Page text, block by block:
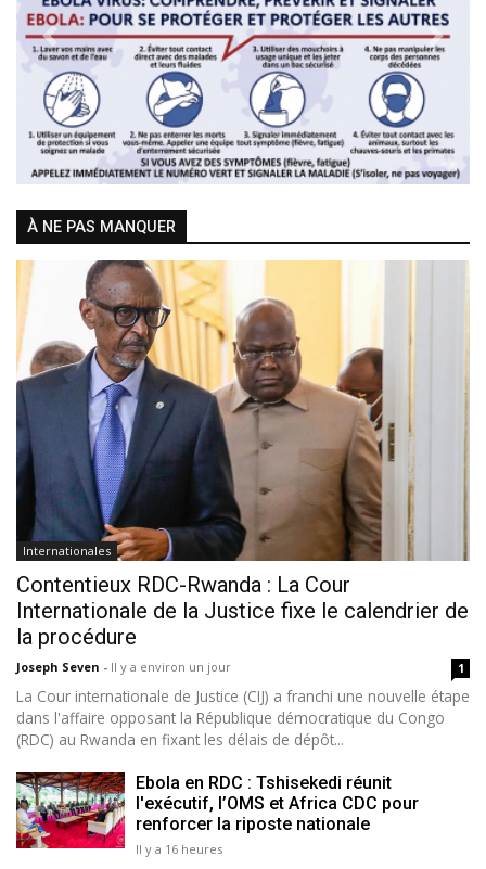
Previous Next
À NE PAS MANQUER
Internationales
Contentieux RDC-Rwanda : La Cour
Internationale de la Justice fixe le calendrier de
la procédure
Joseph Seven - Il y a environ un jour 1
La Cour internationale de Justice (CIJ) a franchi une nouvelle étape
dans l'affaire opposant la République démocratique du Congo
(RDC) au Rwanda en fixant les délais de dépôt...
Ebola en RDC : Tshisekedi réunit
l'exécutif, l’OMS et Africa CDC pour
renforcer la riposte nationale
Il y a 16 heures